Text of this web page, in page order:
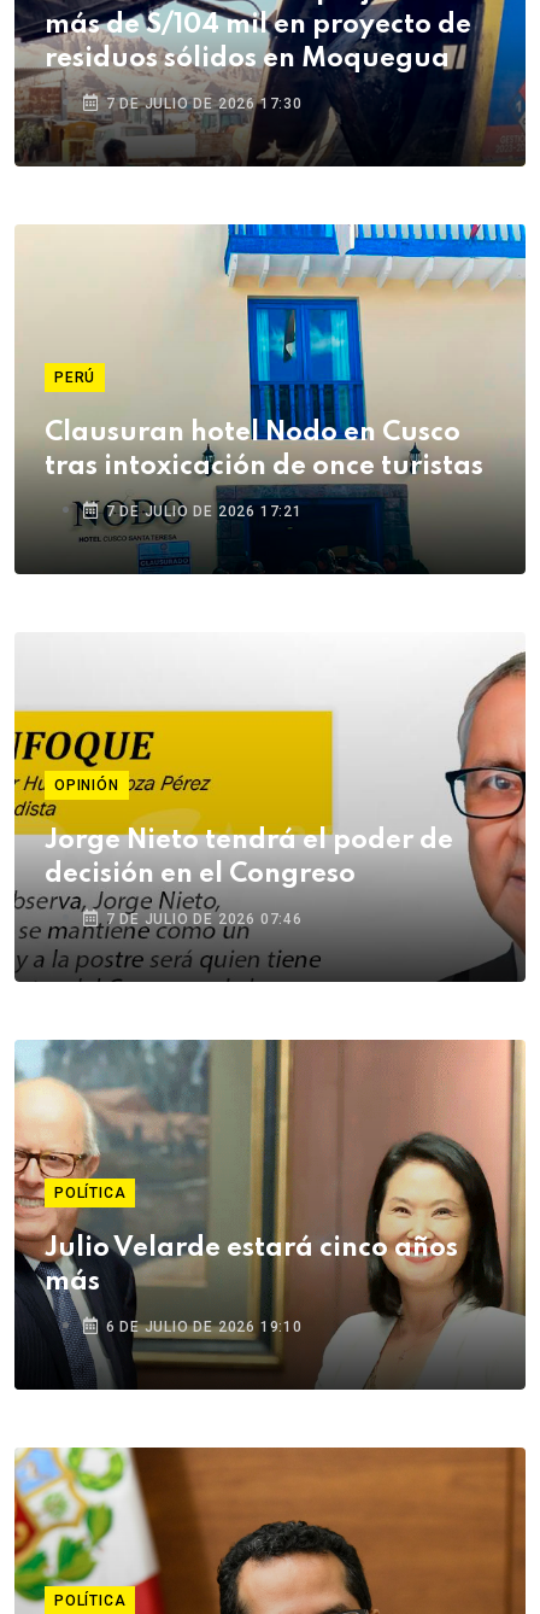
más de S/104 mil en proyecto de
residuos sólidos en Moquegua
7 DE JULIO DE 2026 17:30
PERÚ
Clausuran hotel Nodo en Cusco
tras intoxicación de once turistas
7 DE JULIO DE 2026 17:21
OPINIÓN
Jorge Nieto tendrá el poder de
decisión en el Congreso
7 DE JULIO DE 2026 07:46
POLÍTICA
Julio Velarde estará cinco años
más
6 DE JULIO DE 2026 19:10
POLÍTICA